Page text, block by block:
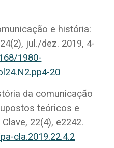
e história:
jul./dez. 2019, 4-
1980-
20
da comunicação
teóricos e
22(4), e2242.
cla.2019.22.4.2